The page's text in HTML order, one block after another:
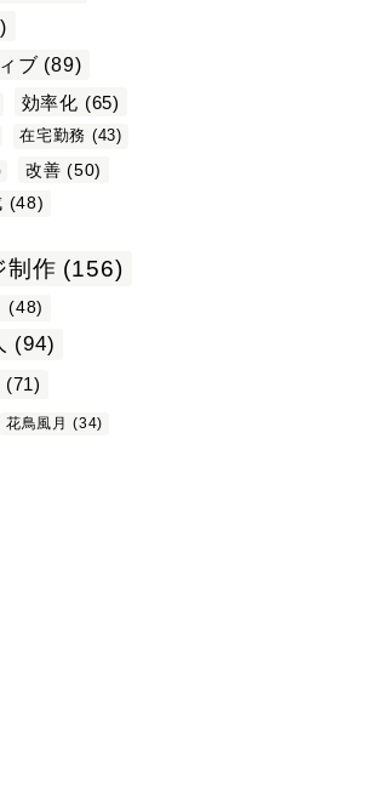
ブ (89)
効率化 (65)
在宅勤務 (43)
改善 (50)
(48)
制作 (156)
(48)
(94)
(71)
花鳥風月 (34)